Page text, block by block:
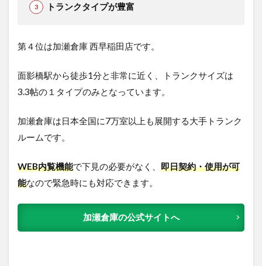
トランクタイプが豊富
第４位は加瀬倉庫 西早稲田店です。
面影橋駅から徒歩1分と非常に近く、トランクサイズは
3.3帖の１タイプのみとなっています。
加瀬倉庫は日本全国に7万室以上も展開する大手トランク
ルームです。
WEB内覧機能で下見の必要がなく、 即日契約・使用が可
能なので緊急時にも対応できます。
加瀬倉庫の公式サイトへ